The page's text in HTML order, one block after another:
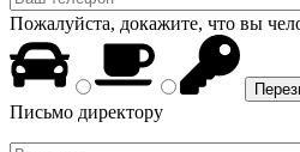
Пожалуйста, докажите, что вы
Письмо директору